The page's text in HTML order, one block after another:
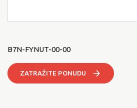
B7N-FYNUT-00-00
ZATRAŽITE PONUDU